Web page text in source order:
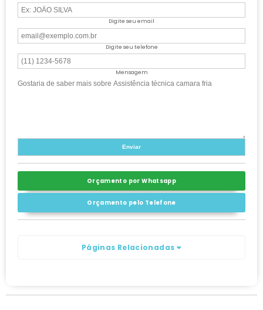
Digite seu email
Digite seu telefone
Mensagem
Orçamento por Whatsapp
Orçamento pelo Telefone
Páginas Relacionadas